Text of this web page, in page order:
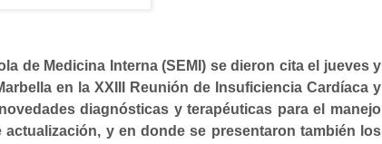
de Medicina Interna (SEMI) se dieron cita el jueves y
en la XXIII Reunión de Insuficiencia Cardíaca y
novedades diagnósticas y terapéuticas para el manejo
actualización, y en donde se presentaron también los